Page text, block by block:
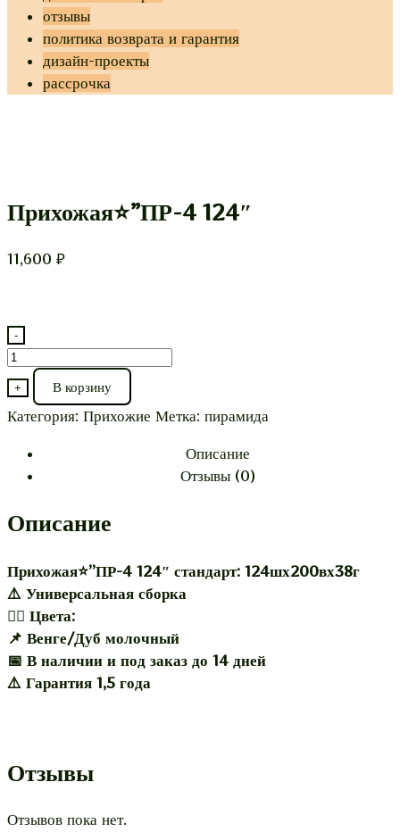
отзывы
политика возврата и гарантия
дизайн-проекты
рассрочка
Прихожая⭐”ПР-4 124″
11,600 ₽
-
Количество
товара
Прихожая⭐”ПР-4
124″
+ В корзину
Категория: Прихожие Метка: пирамида
Описание
Отзывы (0)
Описание
Прихожая⭐”ПР-4 124″ стандарт: 124шх200вх38г
⚠️ Универсальная сборка
🏳️‍🌈 Цвета:
📌 Венге/Дуб молочный
📅 В наличии и под заказ до 14 дней
⚠️ Гарантия 1,5 года
Отзывы
Отзывов пока нет.